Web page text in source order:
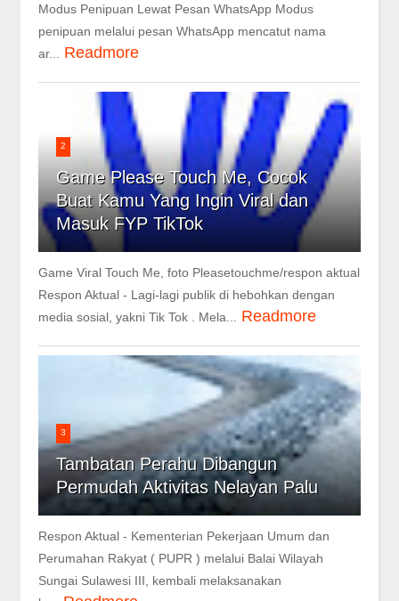
Modus Penipuan Lewat Pesan WhatsApp Modus
penipuan melalui pesan WhatsApp mencatut nama
ar...
Readmore
2
Game Please Touch Me, Cocok
Buat Kamu Yang Ingin Viral dan
Masuk FYP TikTok
Game Viral Touch Me, foto Pleasetouchme/respon aktual
Respon Aktual - Lagi-lagi publik di hebohkan dengan
media sosial, yakni Tik Tok . Mela...
Readmore
3
Tambatan Perahu Dibangun
Permudah Aktivitas Nelayan Palu
Respon Aktual - Kementerian Pekerjaan Umum dan
Perumahan Rakyat ( PUPR ) melalui Balai Wilayah
Sungai Sulawesi III, kembali melaksanakan